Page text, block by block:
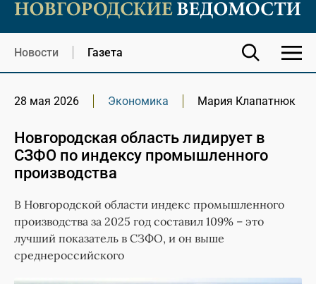
Новости Газета
28 мая 2026 Экономика Мария Клапатнюк
Новгородская область лидирует в
СЗФО по индексу промышленного
производства
В Новгородской области индекс промышленного
производства за 2025 год составил 109% – это
лучший показатель в СЗФО, и он выше
среднероссийского